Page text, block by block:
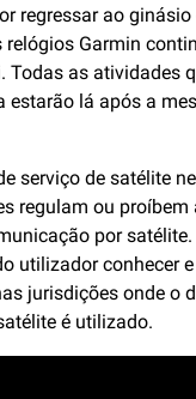
regressar ao
relógios Garmin
Todas as atividades
estarão lá após a
serviço de satélite
regulam ou proíbem
por satélite.
utilizador conhecer
jurisdições onde o
é utilizado.